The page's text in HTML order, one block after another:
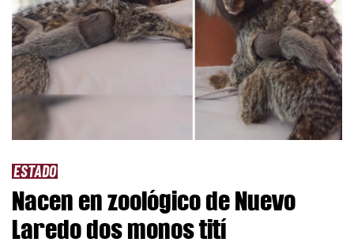
ESTADO
Nacen en zoológico de Nuevo
Laredo dos monos tití